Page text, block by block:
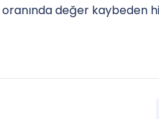
oranında değer kaybeden